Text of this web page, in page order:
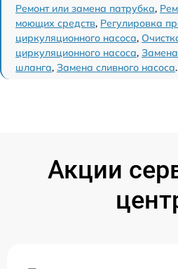
Ремонт или замена патрубка,
моющих средств, Регулировка
циркуляционного насоса,
циркуляционного насоса,
шланга, Замена сливного насоса.
Акции